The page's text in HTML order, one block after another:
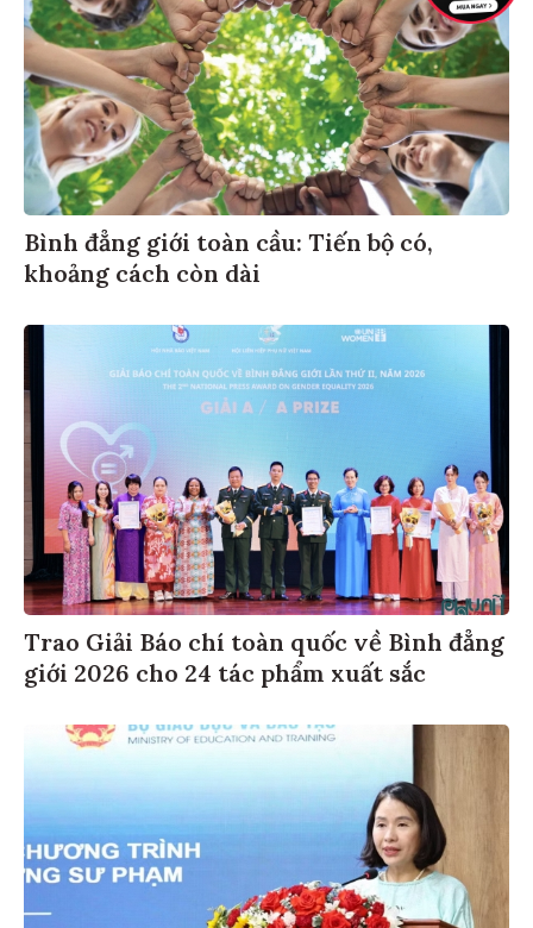
Bình đẳng giới toàn cầu: Tiến bộ có,
khoảng cách còn dài
Trao Giải Báo chí toàn quốc về Bình đẳng
giới 2026 cho 24 tác phẩm xuất sắc